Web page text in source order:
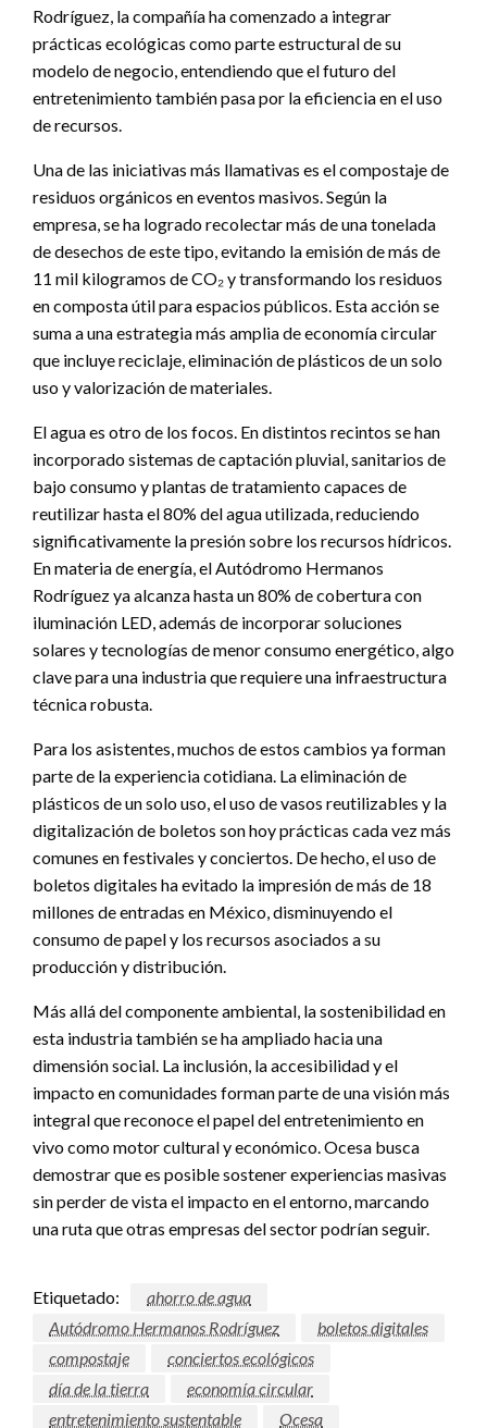
Rodríguez, la compañía ha comenzado a integrar
prácticas ecológicas como parte estructural de su
modelo de negocio, entendiendo que el futuro del
entretenimiento también pasa por la eficiencia en el uso
de recursos.
Una de las iniciativas más llamativas es el compostaje de
residuos orgánicos en eventos masivos. Según la
empresa, se ha logrado recolectar más de una tonelada
de desechos de este tipo, evitando la emisión de más de
11 mil kilogramos de CO₂ y transformando los residuos
en composta útil para espacios públicos. Esta acción se
suma a una estrategia más amplia de economía circular
que incluye reciclaje, eliminación de plásticos de un solo
uso y valorización de materiales.
El agua es otro de los focos. En distintos recintos se han
incorporado sistemas de captación pluvial, sanitarios de
bajo consumo y plantas de tratamiento capaces de
reutilizar hasta el 80% del agua utilizada, reduciendo
significativamente la presión sobre los recursos hídricos.
En materia de energía, el Autódromo Hermanos
Rodríguez ya alcanza hasta un 80% de cobertura con
iluminación LED, además de incorporar soluciones
solares y tecnologías de menor consumo energético, algo
clave para una industria que requiere una infraestructura
técnica robusta.
Para los asistentes, muchos de estos cambios ya forman
parte de la experiencia cotidiana. La eliminación de
plásticos de un solo uso, el uso de vasos reutilizables y la
digitalización de boletos son hoy prácticas cada vez más
comunes en festivales y conciertos. De hecho, el uso de
boletos digitales ha evitado la impresión de más de 18
millones de entradas en México, disminuyendo el
consumo de papel y los recursos asociados a su
producción y distribución.
Más allá del componente ambiental, la sostenibilidad en
esta industria también se ha ampliado hacia una
dimensión social. La inclusión, la accesibilidad y el
impacto en comunidades forman parte de una visión más
integral que reconoce el papel del entretenimiento en
vivo como motor cultural y económico. Ocesa busca
demostrar que es posible sostener experiencias masivas
sin perder de vista el impacto en el entorno, marcando
una ruta que otras empresas del sector podrían seguir.
Etiquetado:
ahorro de agua
Autódromo Hermanos Rodríguez
boletos digitales
compostaje
conciertos ecológicos
día de la tierra
economía circular
entretenimiento sustentable
Ocesa